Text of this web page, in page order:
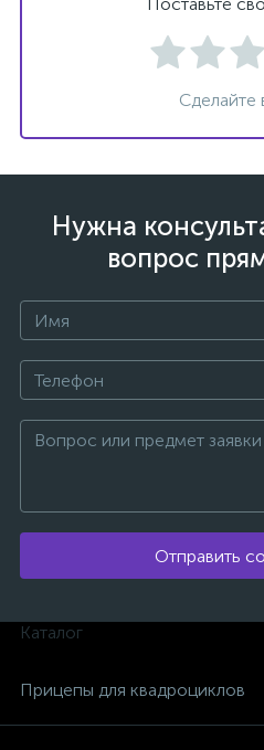
Сделайте
Нужна
вопрос
Отправить
Каталог
Прицепы для квадроциклов